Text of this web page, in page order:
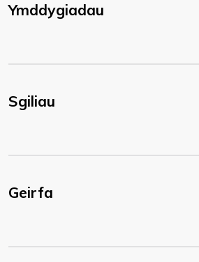
Ymddygiadau
Sgiliau
Geirfa